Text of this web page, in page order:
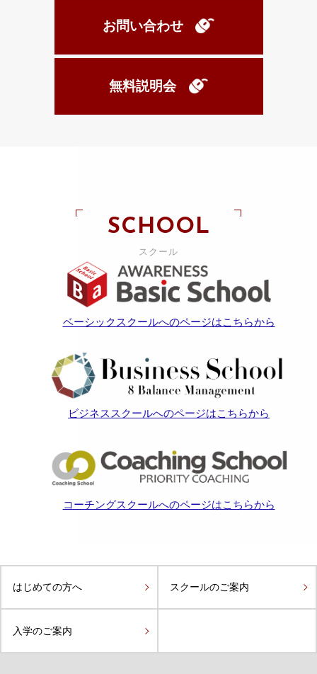
お問い合わせ
無料説明会
SCHOOL
スクール
ベーシックスクールへのページはこちらから
ビジネススクールへのページはこちらから
コーチングスクールへのページはこちらから
はじめての方へ スクールのご案内
入学のご案内